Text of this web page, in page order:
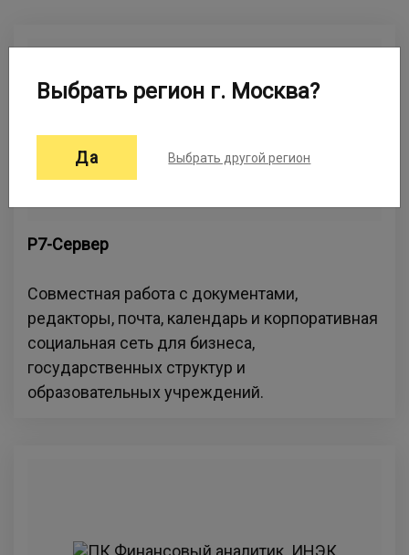
Р7-Сервер
Совместная работа с документами,
редакторы, почта, календарь и корпоративная
социальная сеть для бизнеса,
государственных структур и
образовательных учреждений.
Выбрать регион г. Москва?
Да Выбрать другой регион